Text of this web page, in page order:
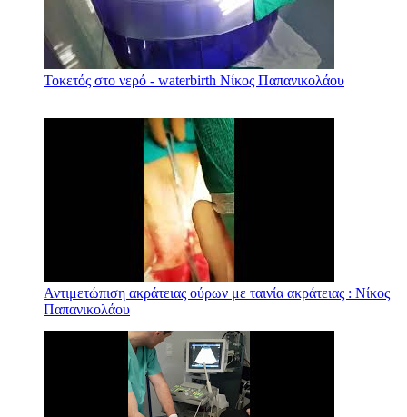
Τοκετός στο νερό - waterbirth Νίκος Παπανικολάου
Αντιμετώπιση ακράτειας ούρων με ταινία ακράτειας : Νίκος
Παπανικολάου